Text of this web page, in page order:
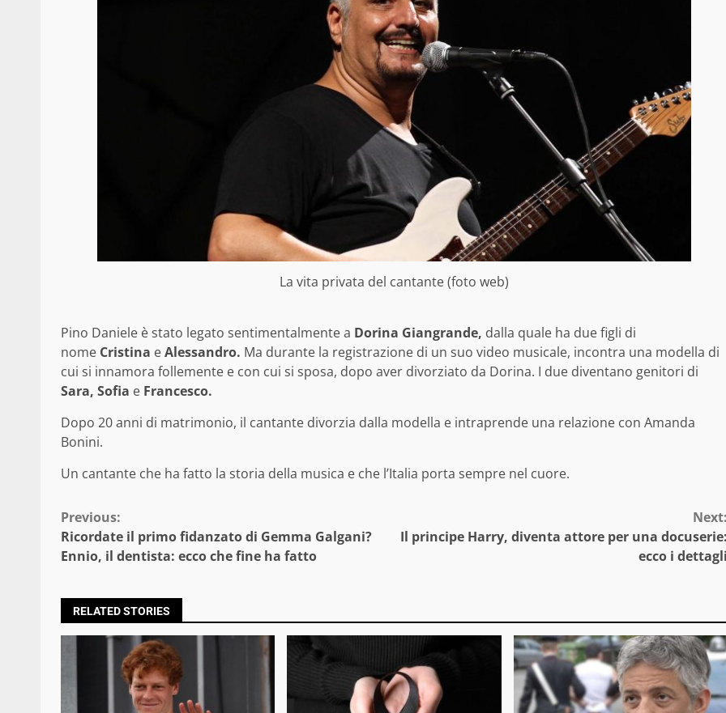
La vita privata del cantante (foto web)
Pino Daniele è stato legato sentimentalmente a Dorina Giangrande, dalla quale ha due figli di
nome Cristina eAlessandro. Ma durante la registrazione di un suo video musicale, incontra una modella di
cui si innamora follemente e con cui si sposa, dopo aver divorziato da Dorina. I due diventano genitori di
Sara, Sofia e Francesco.
Dopo 20 anni di matrimonio, il cantante divorzia dalla modella e intraprende una relazione con Amanda
Bonini.
Un cantante che ha fatto la storia della musica e che l’Italia porta sempre nel cuore.
Continue
Reading
Previous:
Ricordate il primo fidanzato di Gemma Galgani?
Ennio, il dentista: ecco che fine ha fatto
Il principe Harry, diventa attore per una
ecco i
RELATED STORIES